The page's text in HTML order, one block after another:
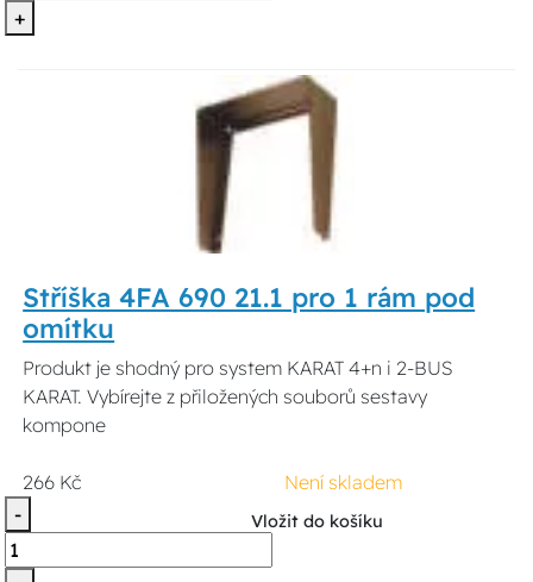
+
Stříška 4FA 690 21.1 pro 1 rám pod
omítku
Produkt je shodný pro system KARAT 4+n i 2-BUS
KARAT. Vybírejte z přiložených souborů sestavy
kompone
266 Kč
Není skladem
-
Vložit do košíku